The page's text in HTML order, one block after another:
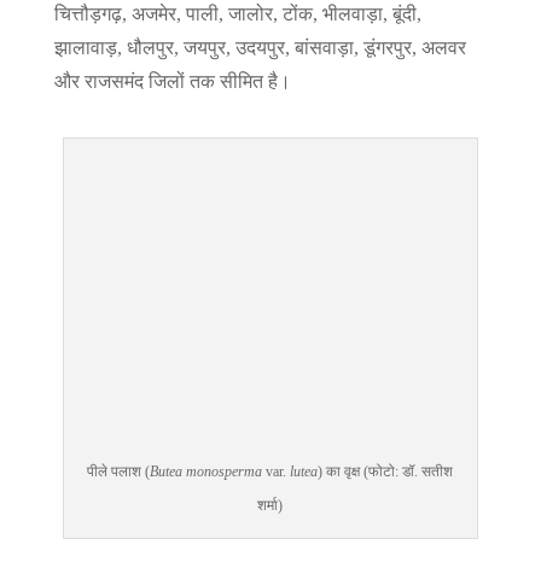
चित्तौड़गढ़, अजमेर, पाली, जालोर, टोंक, भीलवाड़ा, बूंदी,
झालावाड़, धौलपुर, जयपुर, उदयपुर, बांसवाड़ा, डूंगरपुर, अलवर
और राजसमंद जिलों तक सीमित है।
पीले पलाश (Butea monospermavar. lutea) का वृक्ष (फोटो: डॉ. सतीश
शर्मा)